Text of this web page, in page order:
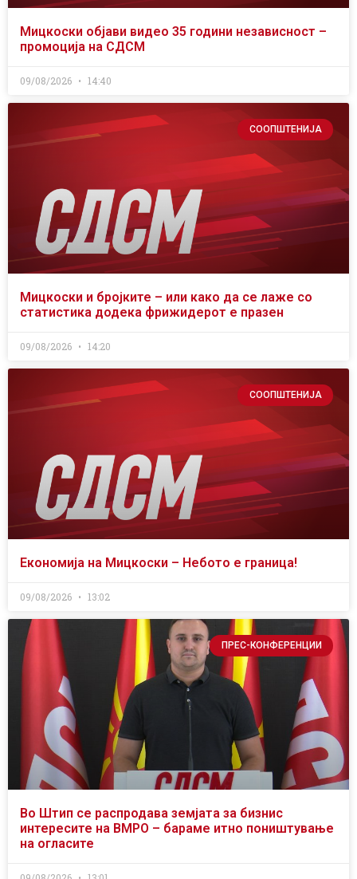
Мицкоски објави видео 35 години независност –
промоција на СДСМ
09/08/2026 14:40
СООПШТЕНИЈА
Мицкоски и бројките – или како да се лаже со
статистика додека фрижидерот е празен
09/08/2026 14:20
СООПШТЕНИЈА
Економија на Мицкоски – Небото е граница!
09/08/2026 13:02
ПРЕС-КОНФЕРЕНЦИИ
Во Штип се распродава земјата за бизнис
интересите на ВМРО – бараме итно поништување
на огласите